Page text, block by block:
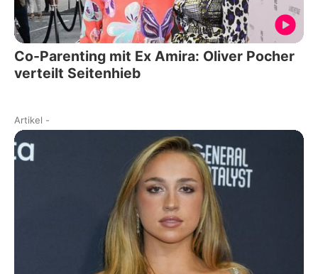
Co-Parenting mit Ex Amira: Oliver Pocher
verteilt Seitenhieb
Artikel -